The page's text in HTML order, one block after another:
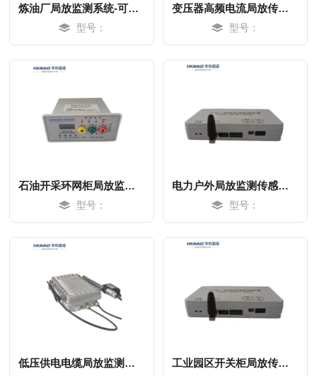
炼油厂局放监测系统-可视化
型号：
变压器高频电流局放传感器-可视化
型号：
石油开采环网柜局放监测方案-可视化
型号：
电力户外局放监测传感器-快速响应
型号：
低压供电电缆局放监测系统-快速响应 工业园区开关柜局放传感器-快速响应